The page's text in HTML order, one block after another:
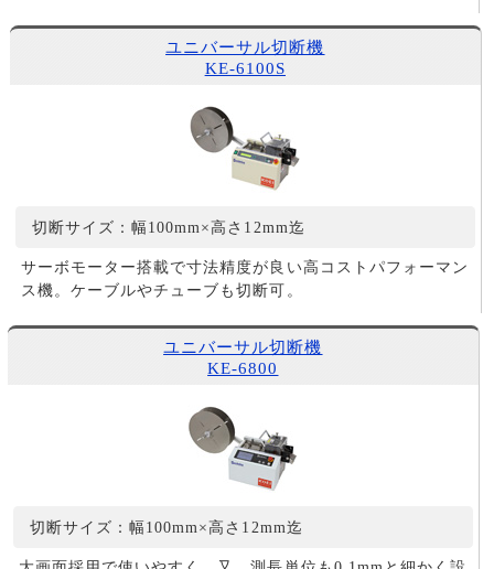
ユニバーサル切断機
KE-6100S
切断サイズ：幅100mm×高さ12mm迄
サーボモーター搭載で寸法精度が良い高コストパフォーマン
ス機。ケーブルやチューブも切断可。
ユニバーサル切断機
KE-6800
切断サイズ：幅100mm×高さ12mm迄